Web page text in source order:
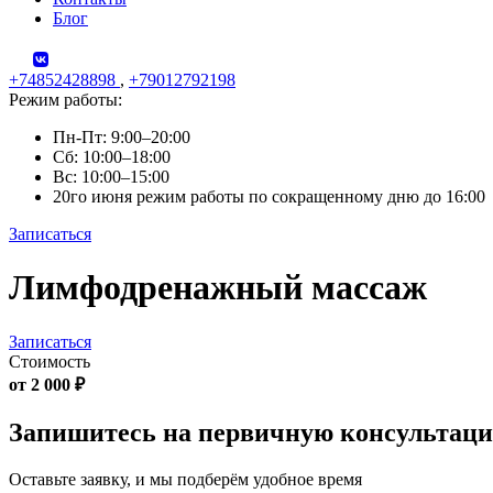
Блог
+74852428898 , +79012792198
Режим работы:
Пн-Пт: 9:00–20:00
Сб: 10:00–18:00
Вс: 10:00–15:00
20го июня режим работы по сокращенному дню до 16:00
Записаться
Skip
to
Лимфодренажный массаж
Записаться
Стоимость
от 2 000 ₽
Запишитесь на первичную
Оставьте заявку, и мы подберём удобное время